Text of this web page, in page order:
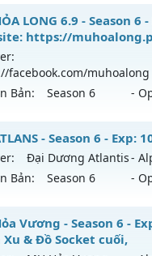
50x - Drop: 100%
reset: Reset In Game
loại: Mu Nguyên bản
Gameguard
ĐAM MÊ - Giải trí
mới ra tháng 08 2026 -
9999x - Drop: 89%
loại: Mu Bán Đồ Full
UGK
LONG 6.9 - Season
https://
facebook.com/muhoalong
Bản:
Season 6 -
LONG 6.9 - 🌍
ra tháng 07 2026 -
07/2626
Non Reset
- Season 6 - Exp:
Đại Dương Atlantis-
Bản:
Season 6 -
ATLANS - Reset Đổi
mới ra tháng 08 2026
Vương - Season 6 -
Xu & Đồ Socket cuối,